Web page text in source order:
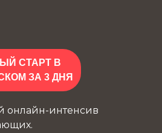
СТАРТ В
ЗА 3 ДНЯ
онлайн-интенсив